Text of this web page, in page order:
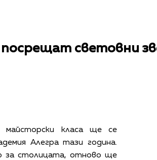
световни
класа ще се
Алегра тази година.
за столицата, отново ще